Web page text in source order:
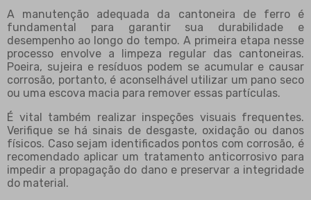
A manutenção adequada da cantoneira de ferro é
fundamental para garantir sua durabilidade e
desempenho ao longo do tempo. A primeira etapa nesse
processo envolve a limpeza regular das cantoneiras.
Poeira, sujeira e resíduos podem se acumular e causar
corrosão, portanto, é aconselhável utilizar um pano seco
ou uma escova macia para remover essas partículas.
É vital também realizar inspeções visuais frequentes.
Verifique se há sinais de desgaste, oxidação ou danos
físicos. Caso sejam identificados pontos com corrosão, é
recomendado aplicar um tratamento anticorrosivo para
impedir a propagação do dano e preservar a integridade
do material.